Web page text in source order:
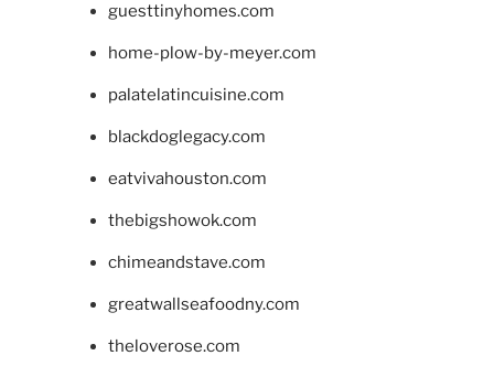
guesttinyhomes.com
home-plow-by-meyer.com
palatelatincuisine.com
blackdoglegacy.com
eatvivahouston.com
thebigshowok.com
chimeandstave.com
greatwallseafoodny.com
theloverose.com